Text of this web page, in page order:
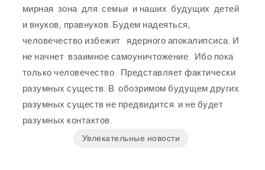
мирная зона для семьи и наших будущих детей
и внуков, правнуков. Будем надеяться,
человечество избежит ядерного апокалипсиса. И
не начнет взаимное самоуничтожение. Ибо пока
только человечество. Представляет фактически
разумных существ. В обозримом будущем других
разумных существ не предвидится. и не будет
разумных контактов.
Увлекательные новости